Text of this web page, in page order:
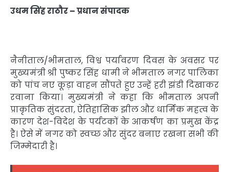
उधम सिंह राठौर – प्रधान संपादक
नैनीताल/भीमताल, विश्व पर्यावरण दिवस के अवसर पर
मुख्यमंत्री श्री पुष्कर सिंह धामी ने भीमताल नगर पालिका
को पांच नए कूड़ा वाहन सौंपते हुए उन्हें हरी झंडी दिखाकर
रवाना किया। मुख्यमंत्री ने कहा कि भीमताल अपनी
प्राकृतिक सुंदरता, ऐतिहासिक झील और धार्मिक महत्व के
कारण देश-विदेश के पर्यटकों के आकर्षण का प्रमुख केंद्र
है। ऐसे में नगर को स्वच्छ और सुंदर बनाए रखना सभी की
जिम्मेदारी है।